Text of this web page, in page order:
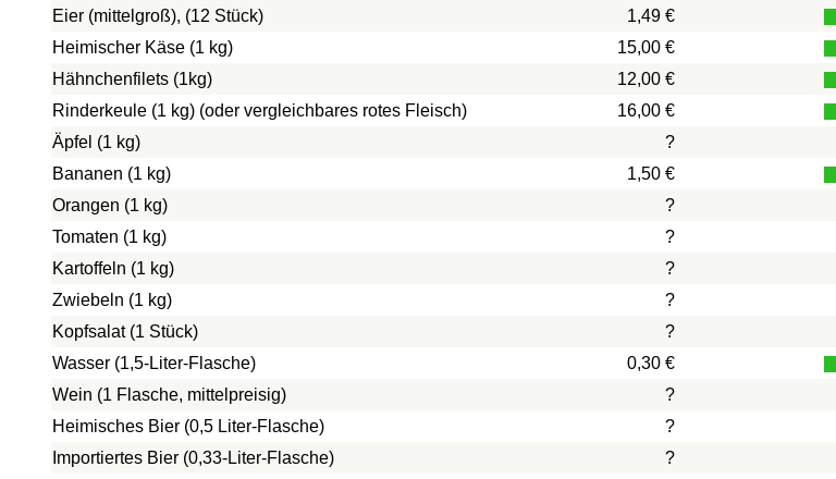
Eier (mittelgroß), (12 Stück)
1,49 €
Heimischer Käse (1 kg)
15,00 €
Hähnchenfilets (1kg)
12,00 €
Rinderkeule (1 kg) (oder vergleichbares rotes Fleisch)
16,00 €
Äpfel (1 kg)
?
Bananen (1 kg)
1,50 €
Orangen (1 kg)
?
Tomaten (1 kg)
?
Kartoffeln (1 kg)
?
Zwiebeln (1 kg)
?
Kopfsalat (1 Stück)
?
Wasser (1,5-Liter-Flasche)
0,30 €
Wein (1 Flasche, mittelpreisig)
?
Heimisches Bier (0,5 Liter-Flasche)
?
Importiertes Bier (0,33-Liter-Flasche)
?